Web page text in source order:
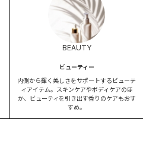
BEAUTY
ビューティー
内側から輝く美しさをサポートするビューテ
ィアイテム。スキンケアやボディケアのほ
か、ビューティを引き出す香りのケアもおす
すめ。